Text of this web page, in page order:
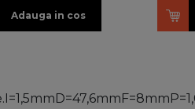
Adauga in cos